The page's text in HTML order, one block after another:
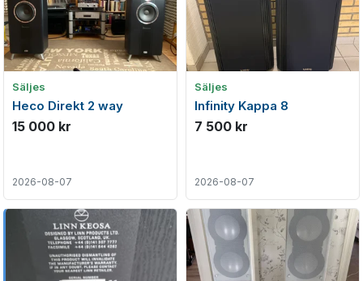
Säljes
Heco Direkt 2 way
15 000 kr
2026-08-07
Säljes
Infinity Kappa 8
7 500 kr
2026-08-07